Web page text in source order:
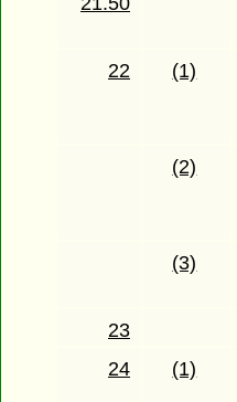
22
(1)
(2)
(3)
23
24
(1)